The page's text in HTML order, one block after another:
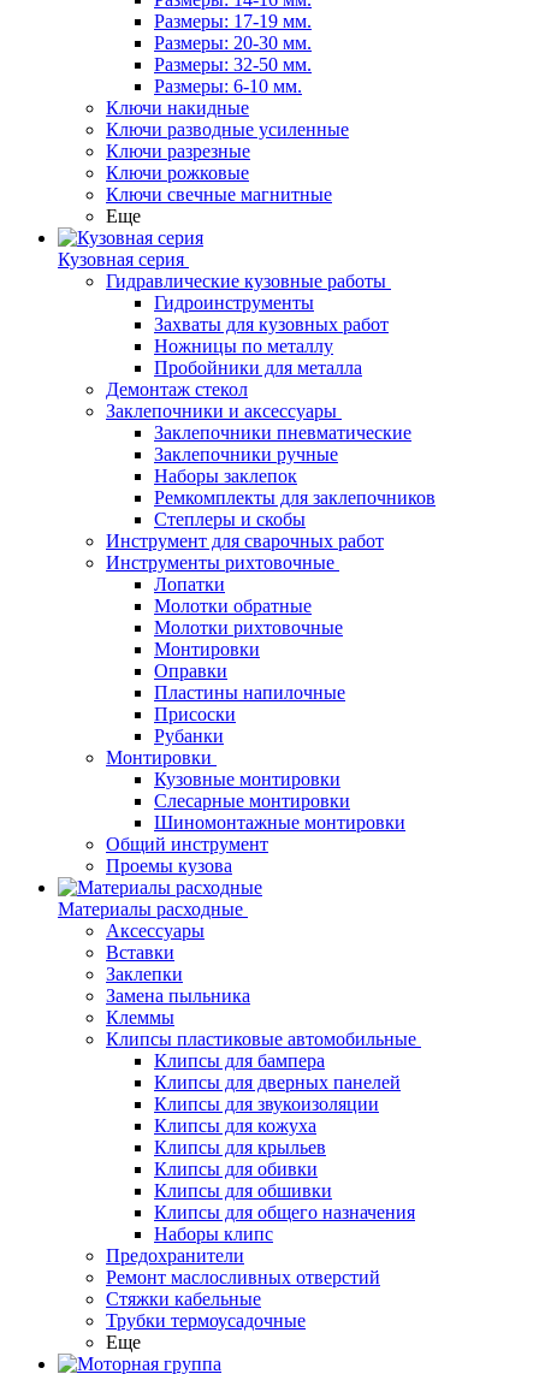
Размеры: 17-19 мм.
Размеры: 20-30 мм.
Размеры: 32-50 мм.
Размеры: 6-10 мм.
Ключи накидные
Ключи разводные усиленные
Ключи разрезные
Ключи рожковые
Ключи свечные магнитные
Еще
Кузовная серия
Гидравлические кузовные работы
Гидроинструменты
Захваты для кузовных работ
Ножницы по металлу
Пробойники для металла
Демонтаж стекол
Заклепочники и аксессуары
Заклепочники пневматические
Заклепочники ручные
Наборы заклепок
Ремкомплекты для заклепочников
Степлеры и скобы
Инструмент для сварочных работ
Инструменты рихтовочные
Лопатки
Молотки обратные
Молотки рихтовочные
Монтировки
Оправки
Пластины напилочные
Присоски
Рубанки
Монтировки
Кузовные монтировки
Слесарные монтировки
Шиномонтажные монтировки
Общий инструмент
Проемы кузова
Материалы расходные
Аксессуары
Вставки
Заклепки
Замена пыльника
Клеммы
Клипсы пластиковые автомобильные
Клипсы для бампера
Клипсы для дверных панелей
Клипсы для звукоизоляции
Клипсы для кожуха
Клипсы для крыльев
Клипсы для обивки
Клипсы для обшивки
Клипсы для общего назначения
Наборы клипс
Предохранители
Ремонт маслосливных отверстий
Стяжки кабельные
Трубки термоусадочные
Еще